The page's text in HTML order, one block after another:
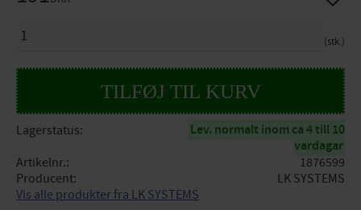
stk.
Lagerstatus
Lev. normalt inom ca 4 till 10
vardagar
Artikelnr.
1876599
Producent
LK SYSTEMS
Vis alle produkter fra LK SYSTEMS